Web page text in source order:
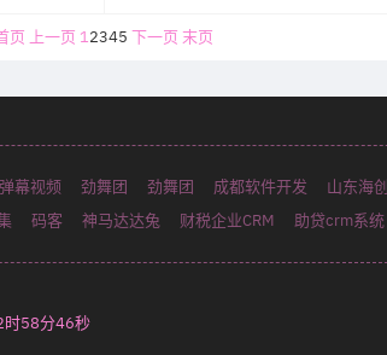
页 上一页 12345 下一页 末页
幕视频 劲舞团 劲舞团 成都软件开发 山东海
码客 神马达达兔 财税企业CRM 助贷crm系统
58分48秒